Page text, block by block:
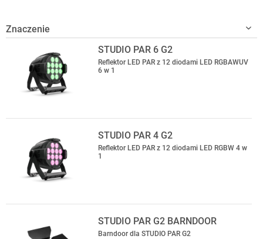
STUDIO PAR 6 G2
Reflektor LED PAR z 12 diodami LED RGBAWUV
6 w 1
STUDIO PAR 4 G2
Reflektor LED PAR z 12 diodami LED RGBW 4 w
1
STUDIO PAR G2 BARNDOOR
Barndoor dla STUDIO PAR G2